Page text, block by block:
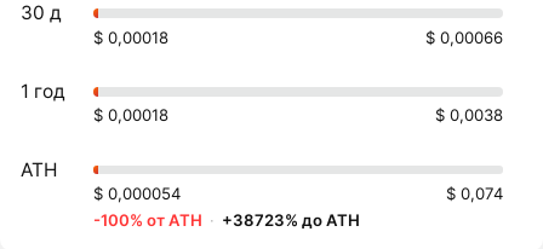
30 д
$ 0,00018 $ 0,00066
1 год
$ 0,00018 $ 0,0038
ATH
$ 0,000054
$ 0,074
-100% от ATH · +38723% до ATH